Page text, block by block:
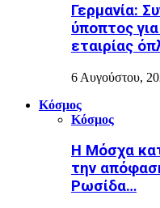
Γερμανία:
ύποπτος
εταιρίας
6 Αυγούστου,
Κόσμος
Κόσμος
Η Μόσχα
την
Ρωσίδα…